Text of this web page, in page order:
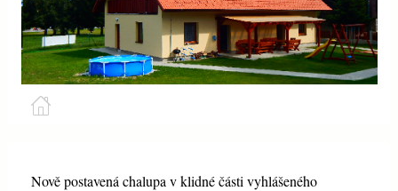
Nově postavená chalupa v klidné části vyhlášeného